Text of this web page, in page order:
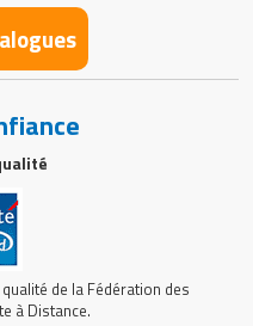
de la Fédération des
à Distance.